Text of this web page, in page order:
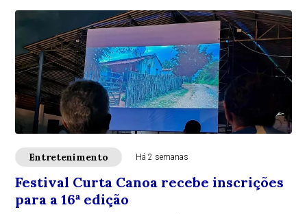
Entretenimento Há 2 semanas
Festival Curta Canoa recebe inscrições
para a 16ª edição